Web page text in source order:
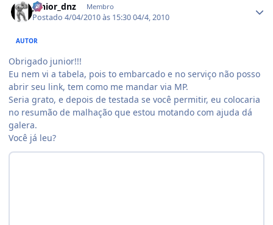
junior_dnz Membro
Postado4/04/2010 às 15:3004/4, 2010
AUTOR
Obrigado junior!!!
Eu nem vi a tabela, pois to embarcado e no serviço não posso
abrir seu link, tem como me mandar via MP.
Seria grato, e depois de testada se você permitir, eu colocaria
no resumão de malhação que estou motando com ajuda dá
galera.
Você já leu?